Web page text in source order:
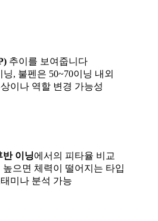
추이를 보여줍니다
, 불펜은 50~70이닝 내외
이나 역할 변경 가능성
반 이닝에서의 피타율 비교
으면 체력이 떨어지는 타입
미나 분석 가능